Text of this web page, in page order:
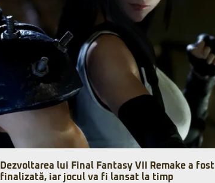
Dezvoltarea lui Final Fantasy VII Remake a fost
finalizată, iar jocul va fi lansat la timp